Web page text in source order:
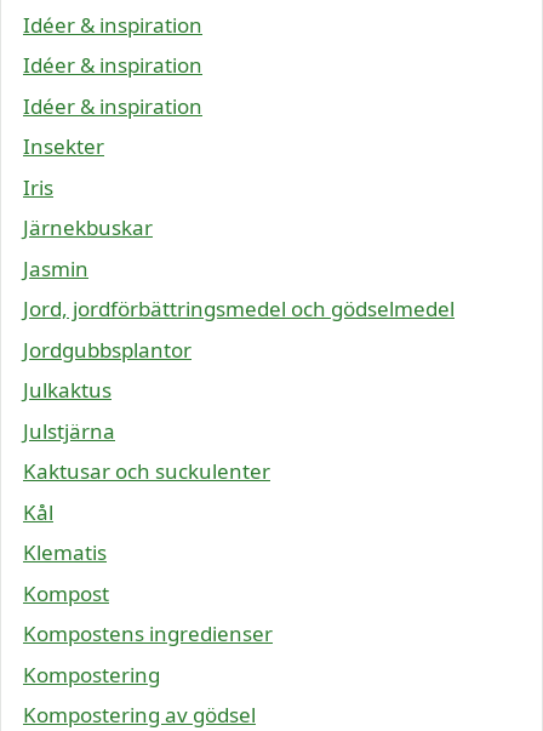
Idéer & inspiration
Idéer & inspiration
Idéer & inspiration
Insekter
Iris
Järnekbuskar
Jasmin
Jord, jordförbättringsmedel och gödselmedel
Jordgubbsplantor
Julkaktus
Julstjärna
Kaktusar och suckulenter
Kål
Klematis
Kompost
Kompostens ingredienser
Kompostering
Kompostering av gödsel